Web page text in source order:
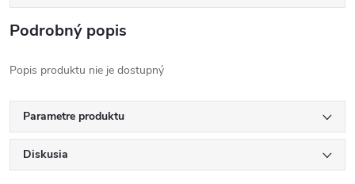
Podrobný popis
Popis produktu nie je dostupný
Parametre produktu
Diskusia